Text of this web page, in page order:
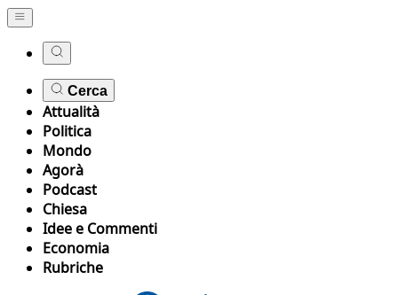
Cerca
Attualità
Politica
Mondo
Agorà
Podcast
Chiesa
Idee e Commenti
Economia
Rubriche